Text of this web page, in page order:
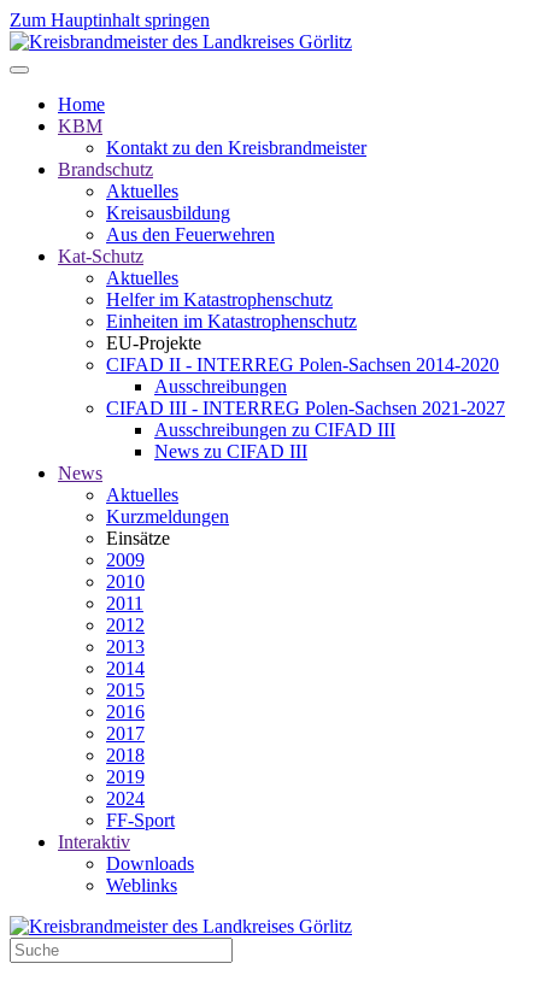
Zum Hauptinhalt springen
Home
KBM
Kontakt zu den Kreisbrandmeister
Brandschutz
Aktuelles
Kreisausbildung
Aus den Feuerwehren
Kat-Schutz
Aktuelles
Helfer im Katastrophenschutz
Einheiten im Katastrophenschutz
EU-Projekte
CIFAD II - INTERREG Polen-Sachsen 2014-2020
Ausschreibungen
CIFAD III - INTERREG Polen-Sachsen 2021-2027
Ausschreibungen zu CIFAD III
News zu CIFAD III
News
Aktuelles
Kurzmeldungen
Einsätze
2009
2010
2011
2012
2013
2014
2015
2016
2017
2018
2019
2024
FF-Sport
Interaktiv
Downloads
Weblinks